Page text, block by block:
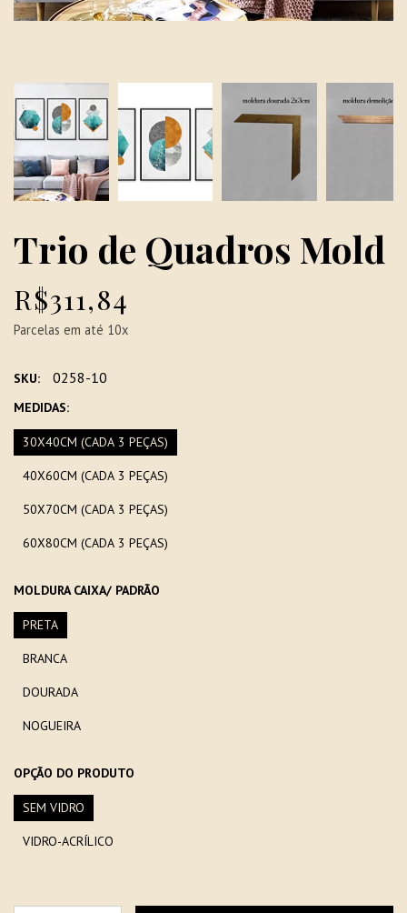
Trio de Quadros Mold
R$311,84
Parcelas em até 10x
SKU: 0258-10
MEDIDAS:
30X40CM (CADA 3 PEÇAS)
40X60CM (CADA 3 PEÇAS)
50X70CM (CADA 3 PEÇAS)
60X80CM (CADA 3 PEÇAS)
MOLDURA CAIXA/ PADRÃO
PRETA
BRANCA
DOURADA
NOGUEIRA
OPÇÃO DO PRODUTO
SEM VIDRO
VIDRO-ACRÍLICO